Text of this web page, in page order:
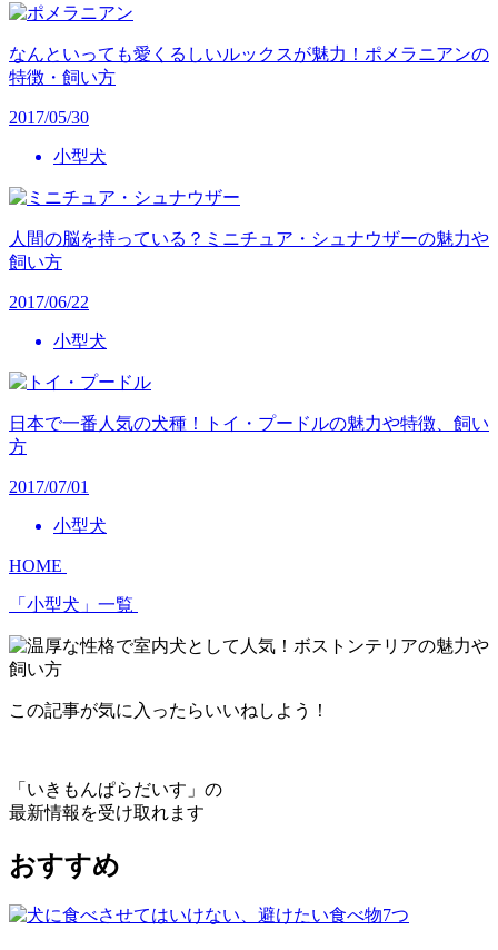
なんといっても愛くるしいルックスが魅力！ポメラニアンの
特徴・飼い方
2017/05/30
小型犬
人間の脳を持っている？ミニチュア・シュナウザーの魅力や
飼い方
2017/06/22
小型犬
日本で一番人気の犬種！トイ・プードルの魅力や特徴、飼い
方
2017/07/01
小型犬
HOME
「小型犬」一覧
この記事が気に入ったらいいねしよう！
「いきもんぱらだいす」の
最新情報を受け取れます
おすすめ